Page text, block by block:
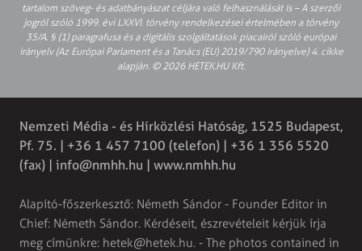
tartalom szöveg- és adatbányászat céljára való felhasználását is – A szerzői
jogról szóló 1999. évi LXXVI. törvény rendelkezései értelmében a törvény
35/A. § (1) paragrafusa és a digitális szolgáltatások piacairól szóló európai
irányelv (Az Európai Parlament és a Tanács (EU) 2019/790 Irányelve) 4. cikke
alapján. © 2026 HETEK.HU Kft.
Nemzeti Média - és Hírközlési Hatóság, 1525 Budapest,
Pf. 75. | +36 1 457 7100 (telefon) | +36 1 356 5520
(fax) | info@nmhh.hu | www.nmhh.hu
Alapító-főszerkesztő: Németh Sándor - Founder Editor in
Chief: Németh Sándor. Kérdéseit, észrevételeit kérjük írja
meg címünkre: hetek@hetek.hu. - The photos contained in